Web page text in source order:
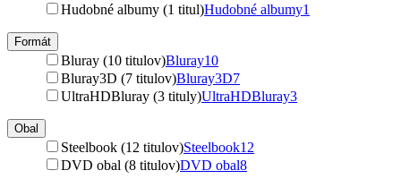
Hudobné albumy (1 titul)Hudobné albumy1
Formát
Bluray (10 titulov)Bluray10
Bluray3D (7 titulov)Bluray3D7
UltraHDBluray (3 tituly)UltraHDBluray3
Obal
Steelbook (12 titulov)Steelbook12
DVD obal (8 titulov)DVD obal8